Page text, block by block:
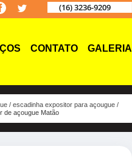
(16) 3236-9209
CONTATO GALERIA
escadinha expositor para açougue
de açougue Matão